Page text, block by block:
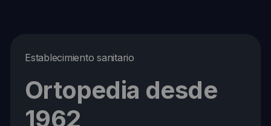
Establecimiento sanitario
Ortopedia desde
1962